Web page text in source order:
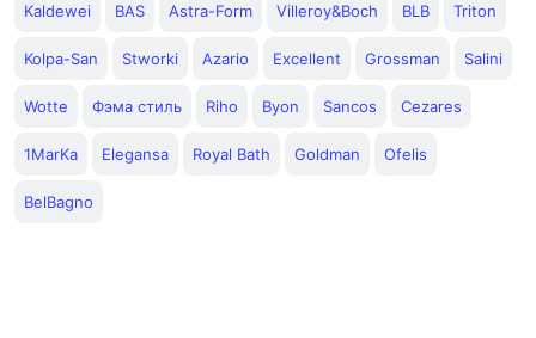
Kaldewei BAS Astra-Form Villeroy&Boch BLB Triton
Kolpa-San Stworki Azario Excellent Grossman Salini
Wotte Фэма стиль Riho Byon Sancos Cezares
1MarKa Elegansa Royal Bath Goldman Ofelis
BelBagno